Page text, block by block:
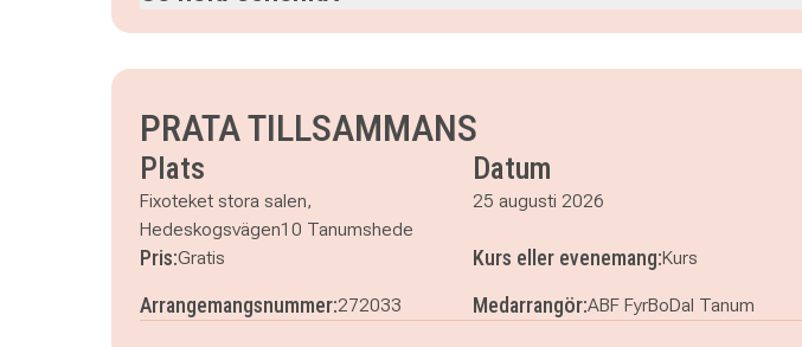
tisdag 24 november 2026klockan 13.30–16.00
PRATA TILLSAMMANS
Plats
Fixoteket stora salen,
Hedeskogsvägen10 Tanumshede
Datum
25 augusti 2026
Pris:Gratis Kurs eller evenemang:Kurs
Arrangemangsnummer:272033 Medarrangör:ABF FyrBoDal Tanum